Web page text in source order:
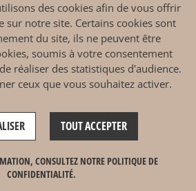
la collection de
SITSchez nos
à Rouen !
des cookies afin de vous offrir
sur notre site. Certains cookies sont
du site, ils ne peuvent être
soumis à votre consentement
réaliser des statistiques d'audience.
ceux que vous souhaitez activer.
TOUT ACCEPTER
CONSULTEZ NOTRE POLITIQUE DE
CONFIDENTIALITÉ.